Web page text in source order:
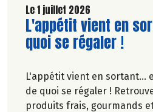
accessible et désirable une
Le 1 juillet 2026
Lire la suite de
L'appétit vient en
quoi se régaler !
L'appétit vient en sortant...
de quoi se régaler !
produits frais, gourmands